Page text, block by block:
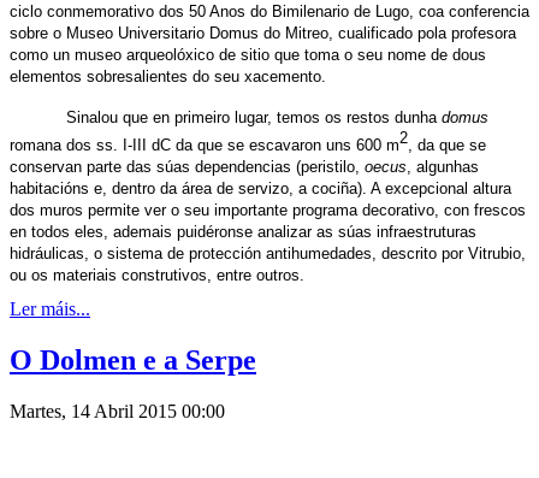
ciclo conmemorativo dos 50 Anos do Bimilenario de Lugo, coa conferencia
sobre o Museo Universitario Domus do Mitreo, cualificado pola profesora
como un museo arqueolóxico de sitio que toma o seu nome de dous
elementos sobresalientes do seu xacemento.
Sinalou que en primeiro lugar, temos os restos dunhadomus
romana dos ss. I-III dC da que se escavaron uns 600 m2, da que se
conservan parte das súas dependencias (peristilo, oecus, algunhas
habitacións e, dentro da área de servizo, a cociña). A excepcional altura
dos muros permite ver o seu importante programa decorativo, con frescos
en todos eles, ademais puidéronse analizar as súas infraestruturas
hidráulicas, o sistema de protección antihumedades, descrito por Vitrubio,
ou os materiais construtivos, entre outros.
Ler máis...
O Dolmen e a Serpe
Martes, 14 Abril 2015 00:00